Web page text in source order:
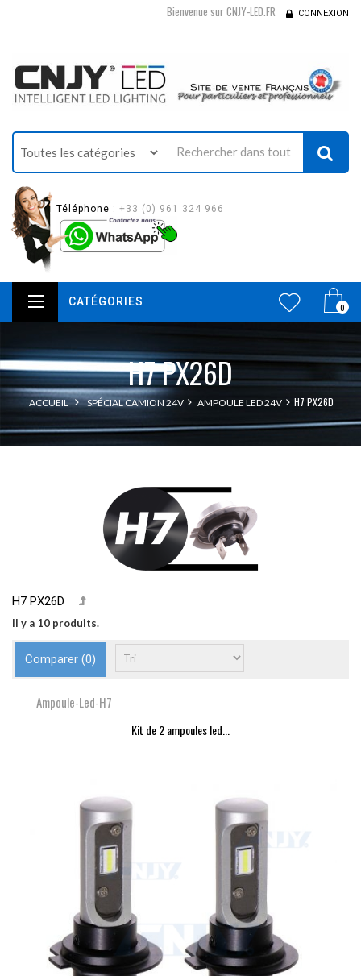
Bienvenue sur CNJY-LED.FR CONNEXION
Téléphone : +33 (0) 961 324 966
0
CATÉGORIES
H7 PX26D
ACCUEIL SPÉCIAL CAMION 24V AMPOULE LED 24V H7 PX26D
H7 PX26D
Il y a 10 produits.
Comparer (0)
Ampoule-Led-H7
Kit de 2 ampoules led...